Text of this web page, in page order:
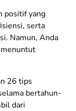
positif yang
serta
Namun, Anda
26 tips
bertahun-
dari